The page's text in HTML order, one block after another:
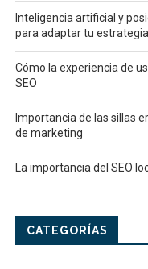
Inteligencia artificial y
para adaptar tu
Cómo la experiencia de
SEO
Importancia de las sillas
de marketing
La importancia del SEO
CATEGORÍAS